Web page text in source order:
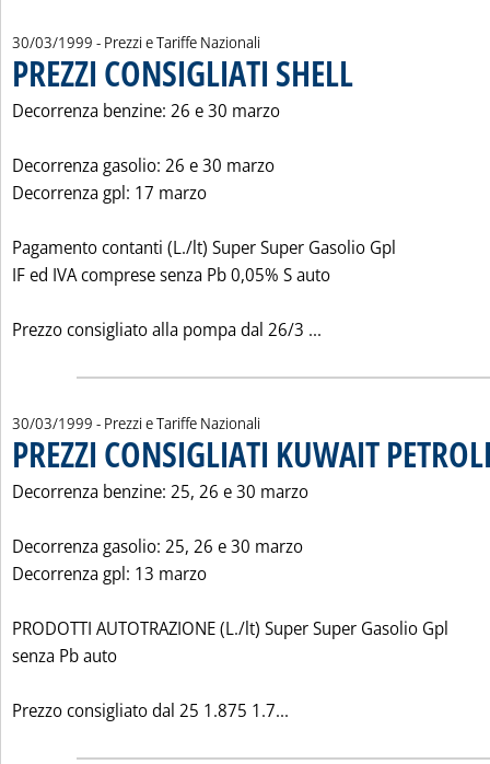
30/03/1999 - Prezzi e Tariffe Nazionali
PREZZI CONSIGLIATI SHELL
Decorrenza benzine: 26 e 30 marzo
Decorrenza gasolio: 26 e 30 marzo
Decorrenza gpl: 17 marzo
Pagamento contanti (L./lt) Super Super Gasolio Gpl
IF ed IVA comprese senza Pb 0,05% S auto
Prezzo consigliato alla pompa dal 26/3 ...
30/03/1999 - Prezzi e Tariffe Nazionali
PREZZI CONSIGLIATI KUWAIT
Decorrenza benzine: 25, 26 e 30 marzo
Decorrenza gasolio: 25, 26 e 30 marzo
Decorrenza gpl: 13 marzo
PRODOTTI AUTOTRAZIONE (L./lt) Super Super Gasolio Gpl
senza Pb auto
Prezzo consigliato dal 25 1.875 1.7...